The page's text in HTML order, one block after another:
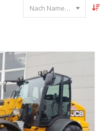
Nach Name sortieren